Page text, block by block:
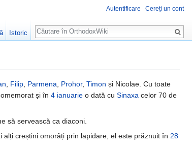
, Filip, Parmena, Prohor, Timon și Nicolae. Cu toate
și în 4 ianuarie o dată cu Sinaxa celor 70 de
să servească ca diaconi.
alți creștini omorâți prin lapidare, el este prăznuit în 28
Autentificare Cereți un cont
Istoric
Căutare